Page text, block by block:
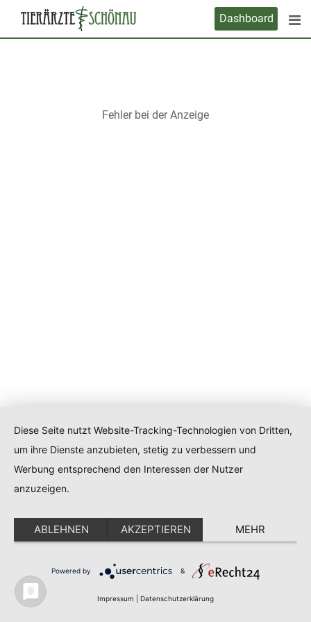
Dashboard
Fehler bei der Anzeige
Diese Seite nutzt Website-Tracking-Technologien von Dritten,
um ihre Dienste anzubieten, stetig zu verbessern und
Werbung entsprechend den Interessen der Nutzer
anzuzeigen.
ABLEHNEN AKZEPTIEREN MEHR
Powered by &
Impressum Datenschutzerklärung